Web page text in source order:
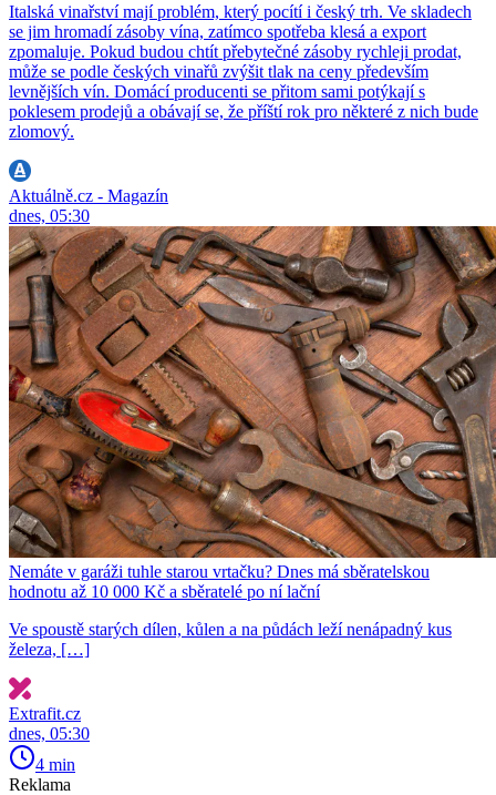
Italská vinařství mají problém, který pocítí i český trh. Ve skladech
se jim hromadí zásoby vína, zatímco spotřeba klesá a export
zpomaluje. Pokud budou chtít přebytečné zásoby rychleji prodat,
může se podle českých vinařů zvýšit tlak na ceny především
levnějších vín. Domácí producenti se přitom sami potýkají s
poklesem prodejů a obávají se, že příští rok pro některé z nich bude
zlomový.
Aktuálně.cz - Magazín
dnes, 05:30
Nemáte v garáži tuhle starou vrtačku? Dnes má sběratelskou
hodnotu až 10 000 Kč a sběratelé po ní lační
Ve spoustě starých dílen, kůlen a na půdách leží nenápadný kus
železa, […]
Extrafit.cz
dnes, 05:30
4 min
Reklama